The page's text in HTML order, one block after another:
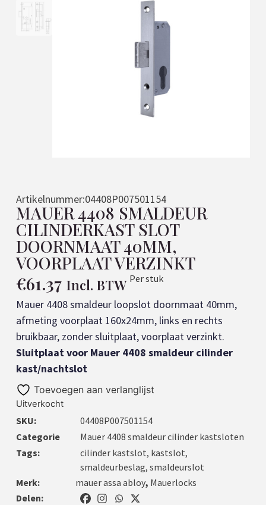
Artikelnummer:04408P007501154
MAUER 4408 SMALDEUR
CILINDERKAST SLOT
DOORNMAAT 40MM,
VOORPLAAT VERZINKT
€61.37 Incl. BTW Per stuk
Mauer 4408 smaldeur loopslot doornmaat 40mm,
afmeting voorplaat 160x24mm, links en rechts
bruikbaar, zonder sluitplaat, voorplaat verzinkt.
Sluitplaat voor Mauer 4408 smaldeur cilinder
kast/nachtslot
Toevoegen aan verlanglijst
Uitverkocht
SKU:
04408P007501154
Categorie
Mauer 4408 smaldeur cilinder kastsloten
Tags:
cilinder kastslot, kastslot,
smaldeurbeslag, smaldeurslot
Merk:
mauer assa abloy, Mauerlocks
Delen: